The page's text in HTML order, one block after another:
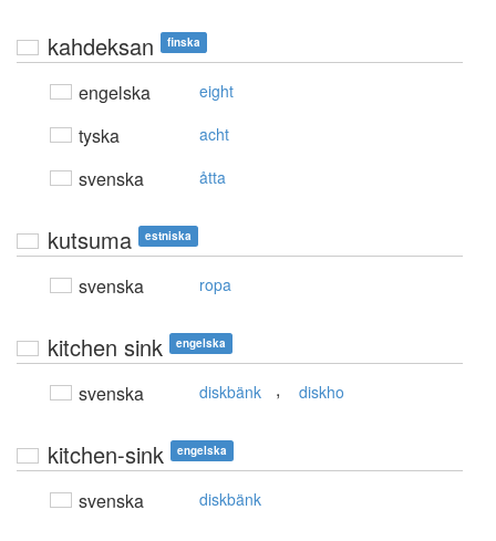
kahdeksan finska
engelska eight
tyska acht
svenska åtta
kutsuma estniska
svenska ropa
kitchen sink engelska
svenska diskbänk , diskho
kitchen-sink engelska
svenska diskbänk